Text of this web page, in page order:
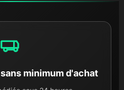
minimum d'achat